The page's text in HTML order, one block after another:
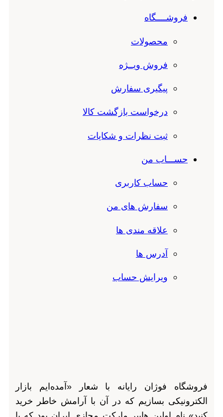
فروشــــگاه
محصولات
فروش ویــژه
پیگیری سفارش
درخواست بازگشت کالا
ثبت نظرات و شکایات
حســـاب من
حساب کاربری
سفارش های من
علاقه مندی ها
آدرس ها
ویرایش حساب
فروشگاه فوژان رایانه با شعار «آمده‌ایم بازار
الکترونیکی بسازیم که در آن با آرامش خاطر خرید